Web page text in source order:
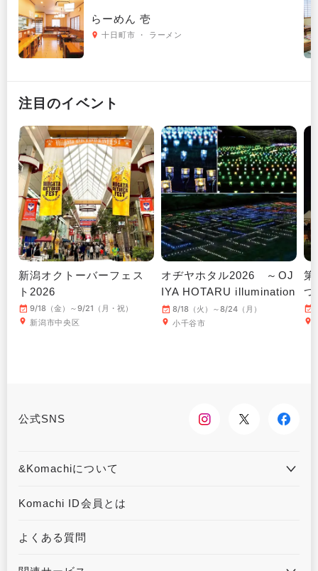
らーめん 壱
十日町市 ・ ラーメン
注目のイベント
新潟オクトーバーフェス
ト2026
9/18（金）～9/21（月・祝）
新潟市中央区
オヂヤホタル2026 ～OJ
IYA HOTARU illumination
～ 8/18（火）～8/24（月）
小千谷市
第
つ
公式SNS
&Komachiについて
&Komachiとは
Komachi ID会員とは
よくある質問